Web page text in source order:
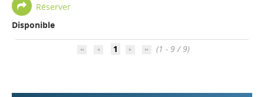
Réserver
Disponible
1 (1 - 9 / 9)
déconnecter)